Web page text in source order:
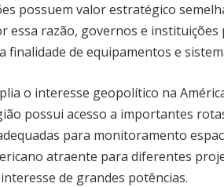
possuem valor estratégico
essa razão, governos e instituições
finalidade de equipamentos e
o interesse geopolítico na
possui acesso a importantes
para monitoramento
atraente para diferentes
de grandes potências.